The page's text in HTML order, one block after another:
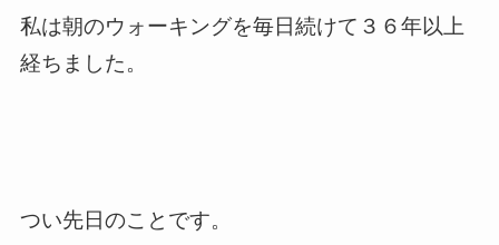
私は朝のウォーキングを毎日続けて３６年以上
経ちました。
つい先日のことです。